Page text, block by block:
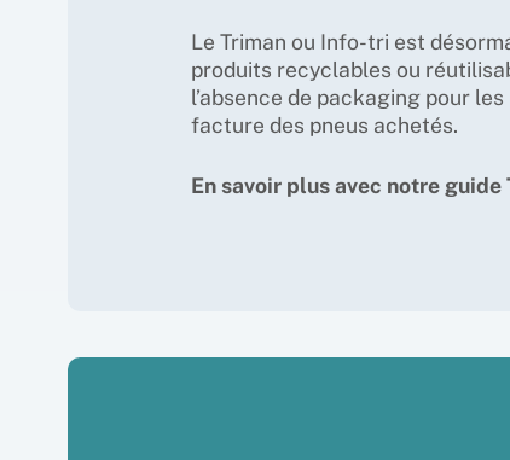
Le Triman ou Info-tri est
produits recyclables ou
l’absence de packaging pour
facture des pneus achetés.
En savoir plus avec notre guide